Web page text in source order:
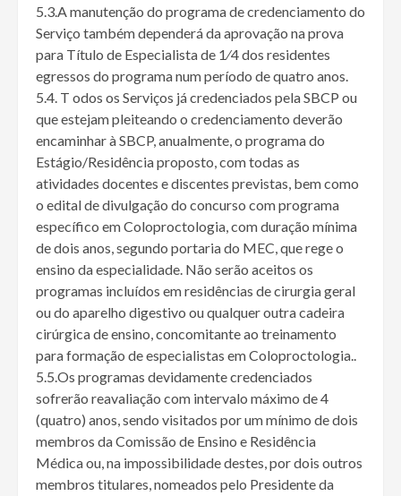
5.3.A manutenção do programa de credenciamento do
Serviço também dependerá da aprovação na prova
para Título de Especialista de 1⁄4 dos residentes
egressos do programa num período de quatro anos.
5.4. T odos os Serviços já credenciados pela SBCP ou
que estejam pleiteando o credenciamento deverão
encaminhar à SBCP, anualmente, o programa do
Estágio/Residência proposto, com todas as
atividades docentes e discentes previstas, bem como
o edital de divulgação do concurso com programa
específico em Coloproctologia, com duração mínima
de dois anos, segundo portaria do MEC, que rege o
ensino da especialidade. Não serão aceitos os
programas incluídos em residências de cirurgia geral
ou do aparelho digestivo ou qualquer outra cadeira
cirúrgica de ensino, concomitante ao treinamento
para formação de especialistas em Coloproctologia..
5.5.Os programas devidamente credenciados
sofrerão reavaliação com intervalo máximo de 4
(quatro) anos, sendo visitados por um mínimo de dois
membros da Comissão de Ensino e Residência
Médica ou, na impossibilidade destes, por dois outros
membros titulares, nomeados pelo Presidente da